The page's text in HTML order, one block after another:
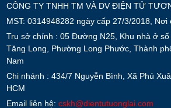
CÔNG TY TNHH TM VÀ DV ĐIỆN TỬ
MST: 0314948282 ngày cấp 27/3/2018, Nơi
Trụ sở chính : 05 Đường N25, Khu nhà ở
Tăng Long, Phường Long Phước, Thành
Nam
Chi nhánh : 434/7 Nguyễn Bình, Xã Phú
HCM
Email liên hệ: cskh@dientutuonglai.com